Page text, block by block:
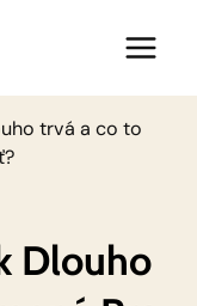
trvá a co to
Dlouho